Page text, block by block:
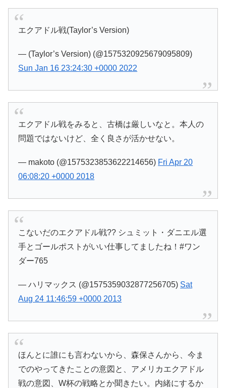
エクアドル戦(Taylor’s Version)
— (Taylor’s Version) (@1575320925679095809)
Sun Jan 16 23:24:30 +0000 2022
エクアドル戦をみると、古橋は厳しいなと。本人の
問題ではないけど、全く良さが活かせない。
— makoto (@1575323853622214656) Fri Apr 20
06:08:20 +0000 2018
こないだのエクアドル戦?? シュミット・ダニエル選
手とゴールポストがいい仕事してましたね！#ワン
ダー765
— ハリマックス (@1575359032877256705) Sat
Aug 24 11:46:59 +0000 2013
ほんとに誰にも言わないから、森保さんから、今ま
でのやってきたことの意図と、アメリカエクアドル
戦の意図、W杯の戦略とか聞きたい。内緒にするか